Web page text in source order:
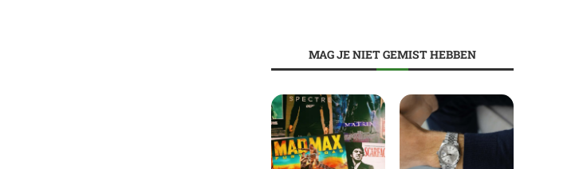
MAG JE NIET GEMIST HEBBEN